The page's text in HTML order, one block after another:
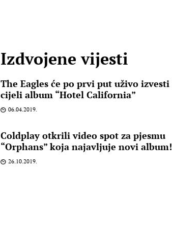
Izdvojene vijesti
The Eagles će po prvi put uživo izvesti
cijeli album “Hotel California”
06.04.2019.
Coldplay otkrili video spot za pjesmu
“Orphans” koja najavljuje novi album!
26.10.2019.